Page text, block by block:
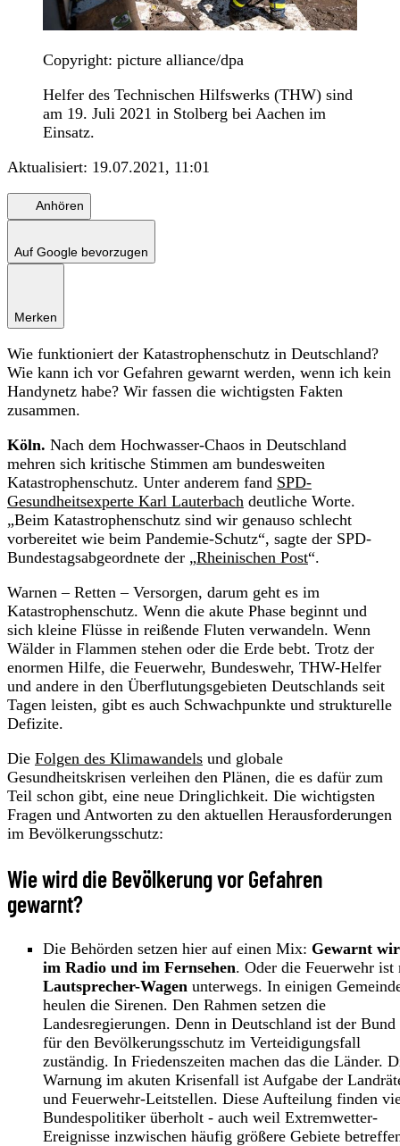
Copyright: picture alliance/dpa
Helfer des Technischen Hilfswerks (THW) sind
am 19. Juli 2021 in Stolberg bei Aachen im
Einsatz.
Aktualisiert: 19.07.2021, 11:01
Anhören
Auf Google bevorzugen
Merken
Wie funktioniert der Katastrophenschutz in Deutschland?
Wie kann ich vor Gefahren gewarnt werden, wenn ich kein
Handynetz habe? Wir fassen die wichtigsten Fakten
zusammen.
Köln. Nach dem Hochwasser-Chaos in Deutschland
mehren sich kritische Stimmen am bundesweiten
Katastrophenschutz. Unter anderem fand SPD-
Gesundheitsexperte Karl Lauterbach deutliche Worte.
„Beim Katastrophenschutz sind wir genauso schlecht
vorbereitet wie beim Pandemie-Schutz“, sagte der SPD-
Bundestagsabgeordnete der „Rheinischen Post“.
Warnen – Retten – Versorgen, darum geht es im
Katastrophenschutz. Wenn die akute Phase beginnt und
sich kleine Flüsse in reißende Fluten verwandeln. Wenn
Wälder in Flammen stehen oder die Erde bebt. Trotz der
enormen Hilfe, die Feuerwehr, Bundeswehr, THW-Helfer
und andere in den Überflutungsgebieten Deutschlands seit
Tagen leisten, gibt es auch Schwachpunkte und strukturelle
Defizite.
Die Folgen des Klimawandels und globale
Gesundheitskrisen verleihen den Plänen, die es dafür zum
Teil schon gibt, eine neue Dringlichkeit. Die wichtigsten
Fragen und Antworten zu den aktuellen Herausforderungen
im Bevölkerungsschutz:
Wie wird die Bevölkerung vor Gefahren
gewarnt?
Die Behörden setzen hier auf einen Mix: Gewarnt
im Radio und im Fernsehen. Oder die Feuerwehr ist
Lautsprecher-Wagen unterwegs. In einigen
heulen die Sirenen. Den Rahmen setzen die
Landesregierungen. Denn in Deutschland ist der Bund
für den Bevölkerungsschutz im Verteidigungsfall
zuständig. In Friedenszeiten machen das die Länder.
Warnung im akuten Krisenfall ist Aufgabe der
und Feuerwehr-Leitstellen. Diese Aufteilung finden
Bundespolitiker überholt - auch weil Extremwetter-
Ereignisse inzwischen häufig größere Gebiete